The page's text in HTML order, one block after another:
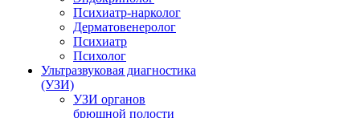
Психиатр-нарколог
Дерматовенеролог
Психиатр
Психолог
Ультразвуковая диагностика
(УЗИ)
УЗИ органов
брюшной полости